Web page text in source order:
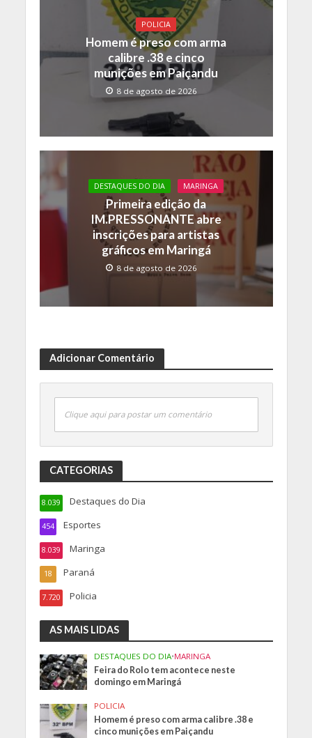
POLICIA
Homem é preso com arma
calibre .38 e cinco
munições em Paiçandu
8 de agosto de 2026
DESTAQUES DO DIA MARINGA
Primeira edição da
IM.PRESSONANTE abre
inscrições para artistas
gráficos em Maringá
8 de agosto de 2026
Adicionar Comentário
Clique aqui para postar um comentário
CATEGORIAS
Destaques do Dia
8.039
Esportes
454
Maringa
8.039
Paraná
18
Policia
7.720
AS MAIS LIDAS
DESTAQUES DO DIA•MARINGA
Feira do Rolo tem acontece neste
domingo em Maringá
POLICIA
Homem é preso com arma calibre .38 e
cinco munições em Paiçandu